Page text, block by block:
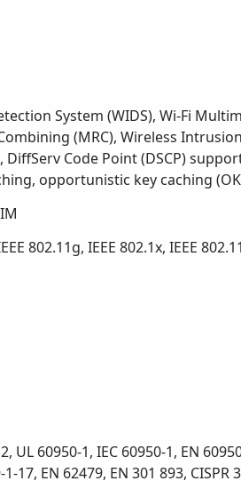
System (WIDS), Wi-Fi
(MRC), Wireless
Code Point (DSCP)
opportunistic key caching
802.11g, IEEE 802.1x, IEEE
UL 60950-1, IEC 60950-1, EN
17, EN 62479, EN 301 893, CISPR